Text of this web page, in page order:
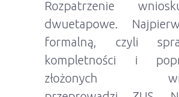
Rozpatrzenie
dwuetapowe.
formalną, czyli
kompletności i
złożonych